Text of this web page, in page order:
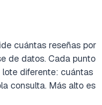
cuántas reseñas por
de datos. Cada punto
diferente: cuántas
consulta. Más alto es